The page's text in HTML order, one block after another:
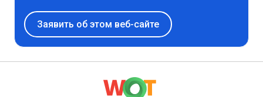
Заявить об этом веб-сайте